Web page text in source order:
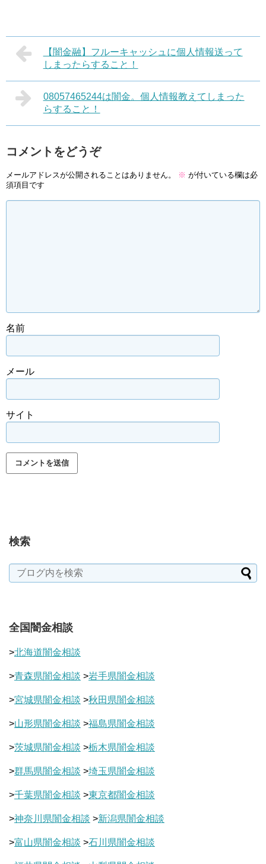
【闇金融】フルーキャッシュに個人情報送って
しまったらすること！
08057465244は闇金。個人情報教えてしまった
らすること！
コメントをどうぞ
メールアドレスが公開されることはありません。 ※ が付いている欄は必
須項目です
名前
メール
サイト
検索
全国闇金相談
>北海道闇金相談
>青森県闇金相談 >岩手県闇金相談
>宮城県闇金相談 >秋田県闇金相談
>山形県闇金相談 >福島県闇金相談
>茨城県闇金相談 >栃木県闇金相談
>群馬県闇金相談 >埼玉県闇金相談
>千葉県闇金相談 >東京都闇金相談
>神奈川県闇金相談 >新潟県闇金相談
>富山県闇金相談 >石川県闇金相談